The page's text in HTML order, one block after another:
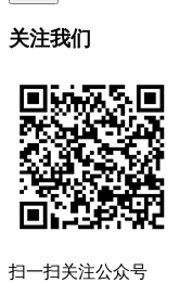
关注我们
扫一扫关注公众号